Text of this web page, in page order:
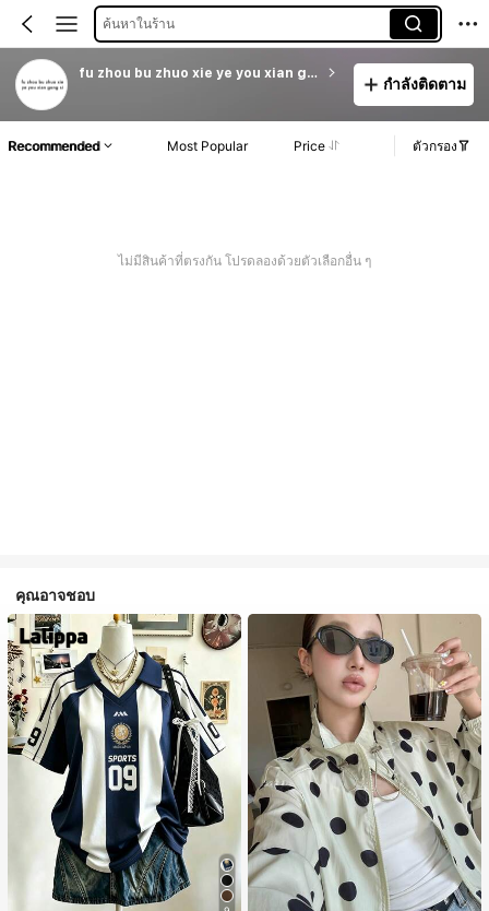
ค้นหาในร้าน
fu zhou bu zhuo xie ye you xian gong si
กำลังติดตาม
Recommended Most Popular Price ตัวกรอง
ไม่มีสินค้าที่ตรงกัน โปรดลองด้วยตัวเลือกอื่น ๆ
คุณอาจชอบ
#1 ขายดี ใน กระเป๋า เสื้อคลุมลำลอง